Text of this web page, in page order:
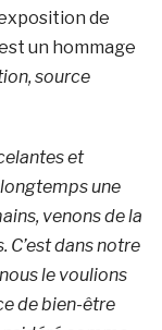
de
un hommage
source
et
une
venons de la
dans notre
le voulions
de bien-être